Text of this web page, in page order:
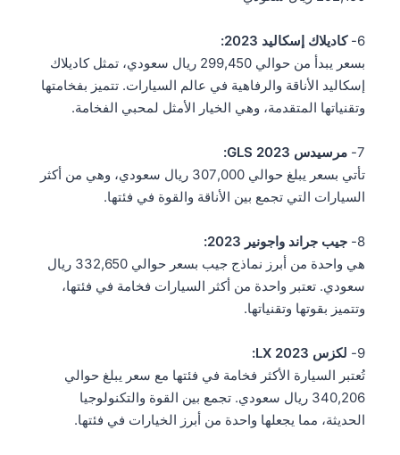
6-
كاديلاك إسكاليد 2023:
بسعر يبدأ من حوالي 299,450 ريال سعودي، تمثل كاديلاك
إسكاليد الأناقة والرفاهية في عالم السيارات. تتميز بفخامتها
وتقنياتها المتقدمة، وهي الخيار الأمثل لمحبي الفخامة.
7- مرسيدس GLS 2023:
تأتي بسعر يبلغ حوالي 307,000 ريال سعودي، وهي من أكثر
السيارات التي تجمع بين الأناقة والقوة في فئتها.
8-
جيب جراند واجونير 2023:
هي واحدة من أبرز نماذج جيب بسعر حوالي 332,650 ريال
سعودي. تعتبر واحدة من أكثر السيارات فخامة في فئتها،
وتتميز بقوتها وتقنياتها.
9-
لكزس LX 2023:
تُعتبر السيارة الأكثر فخامة في فئتها مع سعر يبلغ حوالي
340,206 ريال سعودي. تجمع بين القوة والتكنولوجيا
الحديثة، مما يجعلها واحدة من أبرز الخيارات في فئتها.